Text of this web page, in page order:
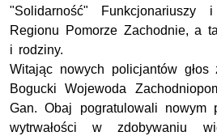
"Solidarność" Funkcjonariuszy
Regionu Pomorze Zachodnie, a
i rodziny.
Witając nowych policjantów
Bogucki Wojewoda
Gan. Obaj pogratulowali nowym
wytrwałości w zdobywaniu